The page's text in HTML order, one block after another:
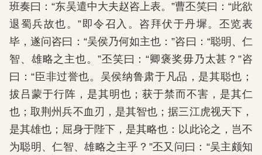
班奏曰：“东吴遣中大夫赵咨上表。”曹丕笑曰：“此欲
退蜀兵故也。”即令召入。咨拜伏于丹墀。丕览表
毕，遂问咨曰：“吴侯乃何如主也：”咨曰：“聪明、仁
智、雄略之主也。”丕笑曰：“卿褒奖毋乃太甚？”咨
曰：“臣非过誉也。吴侯纳鲁肃于凡品，是其聪也；
拔吕蒙于行阵，是其明也；获于禁而不害，是其仁
也；取荆州兵不血刃，是其智也；据三江虎视天下，
是其雄也；屈身于陛下，是其略也：以此论之，岂不
为聪明、仁智、雄略之主乎？”丕又问曰：“吴主颇知